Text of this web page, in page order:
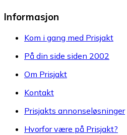
Informasjon
Kom i gang med Prisjakt
På din side siden 2002
Om Prisjakt
Kontakt
Prisjakts annonseløsninger
Hvorfor være på Prisjakt?